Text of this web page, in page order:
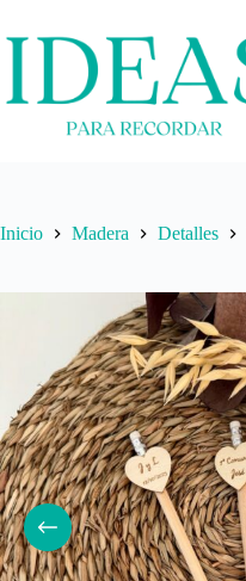
contenido
Inicio Madera Detalles